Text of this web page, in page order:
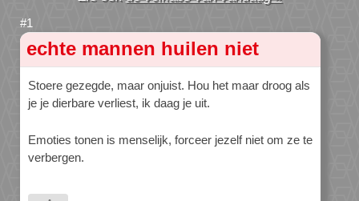
echte mannen huilen niet
Stoere gezegde, maar onjuist. Hou het maar droog als
je je dierbare verliest, ik daag je uit.
Emoties tonen is menselijk, forceer jezelf niet om ze te
verbergen.